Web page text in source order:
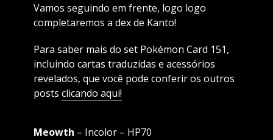
Vamos seguindo em frente, logo logo
completaremos a dex de Kanto!
Para saber mais do set Pokémon Card 151,
incluindo cartas traduzidas e acessórios
revelados, que você pode conferir os outros
posts clicando aqui!
Meowth – Incolor – HP70